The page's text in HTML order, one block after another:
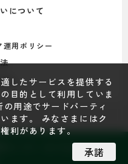
したサービスを提供する
目的として利用していま
用途でサードパーティ
ます。 みなさまにはク
利があります。
承諾
について
運用ポリシー
センター All Rights Reser